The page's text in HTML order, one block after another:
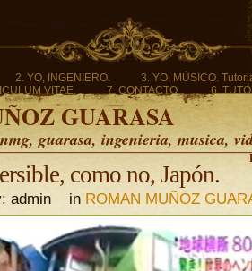
2. YO, INGENIERO.
3. YO, MÚSICO.
VITAE.
7. CONTACTO. 6.
GUARASA
guarasa, ingenieria, musica,
como no, Japón.
admin in ROMAN MUÑOZ